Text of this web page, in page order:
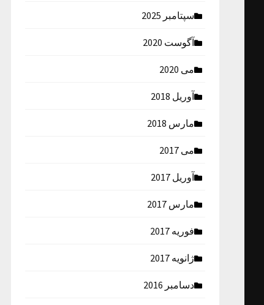
سپتامبر 2025
آگوست 2020
می 2020
آوریل 2018
مارس 2018
می 2017
آوریل 2017
مارس 2017
فوریه 2017
ژانویه 2017
دسامبر 2016